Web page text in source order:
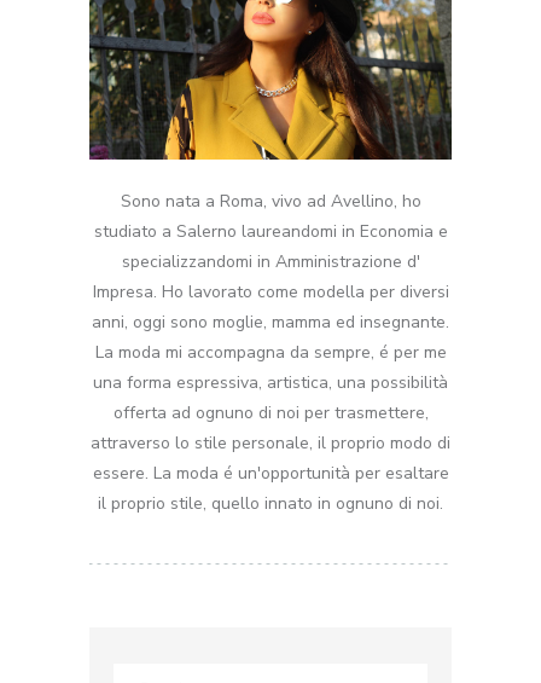
Sono nata a Roma, vivo ad Avellino, ho
studiato a Salerno laureandomi in Economia e
specializzandomi in Amministrazione d'
Impresa. Ho lavorato come modella per diversi
anni, oggi sono moglie, mamma ed insegnante.
La moda mi accompagna da sempre, é per me
una forma espressiva, artistica, una possibilità
offerta ad ognuno di noi per trasmettere,
attraverso lo stile personale, il proprio modo di
essere. La moda é un'opportunità per esaltare
il proprio stile, quello innato in ognuno di noi.